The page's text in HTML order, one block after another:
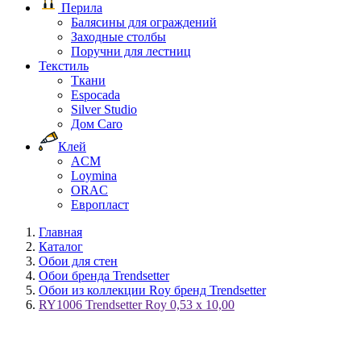
Перила
Балясины для ограждений
Заходные столбы
Поручни для лестниц
Текстиль
Ткани
Espocada
Silver Studio
Дом Caro
Клей
ACM
Loymina
ORAC
Европласт
Главная
Каталог
Обои для стен
Обои бренда Trendsetter
Обои из коллекции Roy бренд Trendsetter
RY1006 Trendsetter Roy 0,53 x 10,00